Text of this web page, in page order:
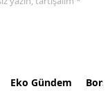
Eko Gündem